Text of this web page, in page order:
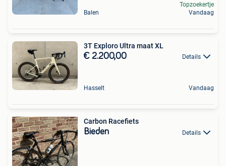
Balen
Topzoekertje
Vandaag
3T Exploro Ultra maat XL
€ 2.200,00 Details
Hasselt Vandaag
Carbon Racefiets
Bieden Details